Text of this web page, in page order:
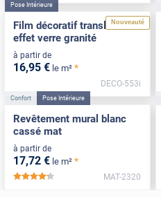
Nouveauté
Pose Intérieure
Film décoratif translucide
effet verre granité
à partir de
16,95 € le m² *
DECO-553i
Confort Pose Intérieure
Revêtement mural blanc
cassé mat
à partir de
17,72 € le m² *
*****
MAT-2320